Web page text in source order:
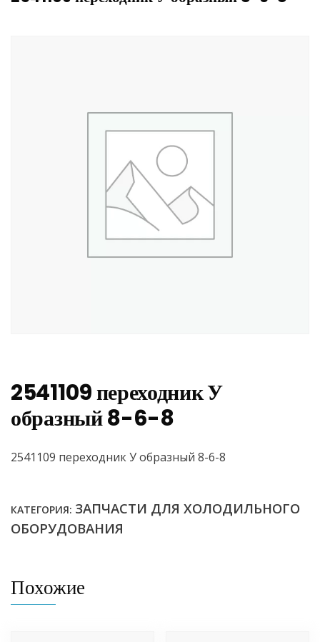
2541109 переходник У
образный 8-6-8
2541109 переходник У образный 8-6-8
КАТЕГОРИЯ: ЗАПЧАСТИ ДЛЯ ХОЛОДИЛЬНОГО
ОБОРУДОВАНИЯ
Похожие